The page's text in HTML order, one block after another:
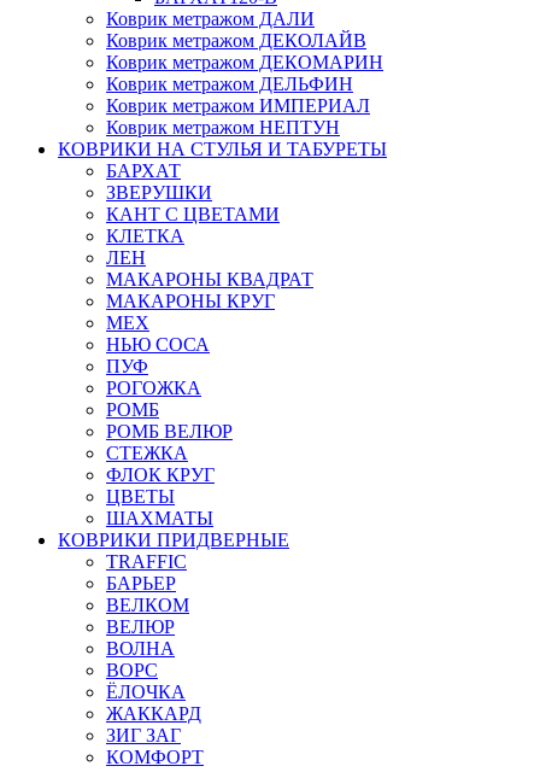
Коврик метражом ДАЛИ
Коврик метражом ДЕКОЛАЙВ
Коврик метражом ДЕКОМАРИН
Коврик метражом ДЕЛЬФИН
Коврик метражом ИМПЕРИАЛ
Коврик метражом НЕПТУН
КОВРИКИ НА СТУЛЬЯ И ТАБУРЕТЫ
БАРХАТ
ЗВЕРУШКИ
КАНТ С ЦВЕТАМИ
КЛЕТКА
ЛЕН
МАКАРОНЫ КВАДРАТ
МАКАРОНЫ КРУГ
МЕХ
НЬЮ СОСА
ПУФ
РОГОЖКА
РОМБ
РОМБ ВЕЛЮР
СТЕЖКА
ФЛОК КРУГ
ЦВЕТЫ
ШАХМАТЫ
КОВРИКИ ПРИДВЕРНЫЕ
TRAFFIC
БАРЬЕР
ВЕЛКОМ
ВЕЛЮР
ВОЛНА
ВОРС
ЁЛОЧКА
ЖАККАРД
ЗИГ ЗАГ
КОМФОРТ